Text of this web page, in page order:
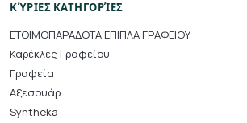
ΚΎΡΙΕΣ ΚΑΤΗΓΟΡΊΕΣ
ΕΤΟΙΜΟΠΑΡΑΔΟΤΑ ΕΠΙΠΛΑ ΓΡΑΦΕΙΟΥ
Καρέκλες Γραφείου
Γραφεία
Αξεσουάρ
Syntheka